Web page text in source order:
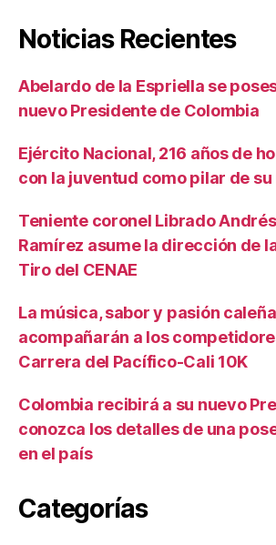
Noticias Recientes
Abelardo de la Espriella se
nuevo Presidente de Colombia
Ejército Nacional, 216 años de
con la juventud como pilar de
Teniente coronel Librado
Ramírez asume la dirección de
Tiro del CENAE
La música, sabor y pasión caleña
acompañarán a los
Carrera del Pacífico-Cali 10K
Colombia recibirá a su nuevo
conozca los detalles de una
en el país
Categorías